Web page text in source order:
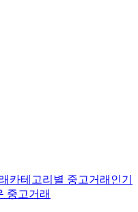
카테고리별 중고거래 인기
중고거래